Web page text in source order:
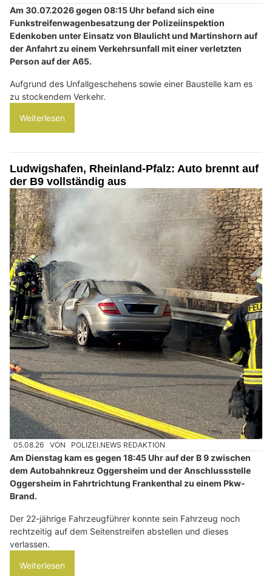
Am 30.07.2026 gegen 08:15 Uhr befand sich eine
Funkstreifenwagenbesatzung der Polizeiinspektion
Edenkoben unter Einsatz von Blaulicht und Martinshorn auf
der Anfahrt zu einem Verkehrsunfall mit einer verletzten
Person auf der A65.
Aufgrund des Unfallgeschehens sowie einer Baustelle kam es
zu stockendem Verkehr.
Weiterlesen
Ludwigshafen, Rheinland-Pfalz: Auto brennt auf
der B9 vollständig aus
05.08.26 VON POLIZEI.NEWS REDAKTION
Am Dienstag kam es gegen 18:45 Uhr auf der B 9 zwischen
dem Autobahnkreuz Oggersheim und der Anschlussstelle
Oggersheim in Fahrtrichtung Frankenthal zu einem Pkw-
Brand.
Der 22-jährige Fahrzeugführer konnte sein Fahrzeug noch
rechtzeitig auf dem Seitenstreifen abstellen und dieses
verlassen.
Weiterlesen